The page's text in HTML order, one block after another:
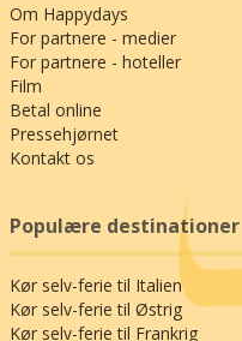
Om Happydays
For partnere - medier
For partnere - hoteller
Film
Betal online
Pressehjørnet
Kontakt os
Populære destinationer
Kør selv-ferie til Italien
Kør selv-ferie til Østrig
Kør selv-ferie til Frankrig